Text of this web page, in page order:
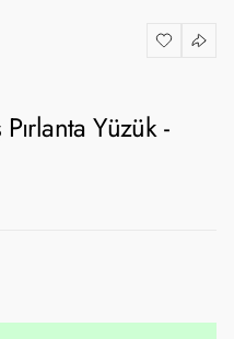
Yüzük -